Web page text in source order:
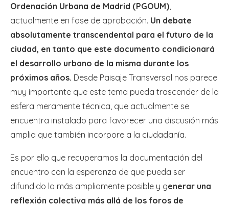
Ordenación Urbana de Madrid (PGOUM)
actualmente en fase de aprobación. Un debate
absolutamente transcendental para el futuro de la
ciudad, en tanto que este documento condicionará
el desarrollo urbano de la misma durante los
próximos años. Desde Paisaje Transversal nos parece
muy importante que este tema pueda trascender de la
esfera meramente técnica, que actualmente se
encuentra instalado para favorecer una discusión más
amplia que también incorpore a la ciudadanía.
Es por ello que recuperamos la documentación del
encuentro con la esperanza de que pueda ser
difundido lo más ampliamente posible y generar una
reflexión colectiva más allá de los foros de